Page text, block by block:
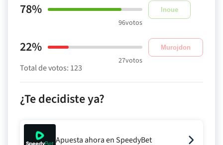
78%
96votos
Inoue
22%
27votos
Murojdon
Total de votos: 123
¿Te decidiste ya?
Apuesta ahora en SpeedyBet